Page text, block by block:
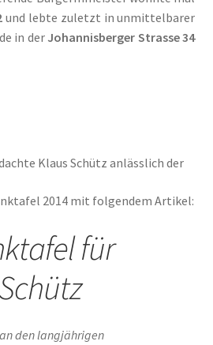
und lebte zuletzt in unmittelbarer
in der Johannisberger Strasse 34
Klaus Schütz anlässlich der
2014 mit folgendem Artikel:
für
den langjährigen